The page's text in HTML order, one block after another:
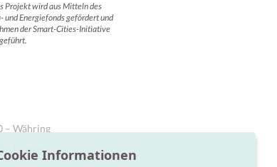
Projekt wird aus Mitteln des
und Energiefonds gefördert und
der Smart-Cities-Initiative
– Währing
– DöblingInformationen